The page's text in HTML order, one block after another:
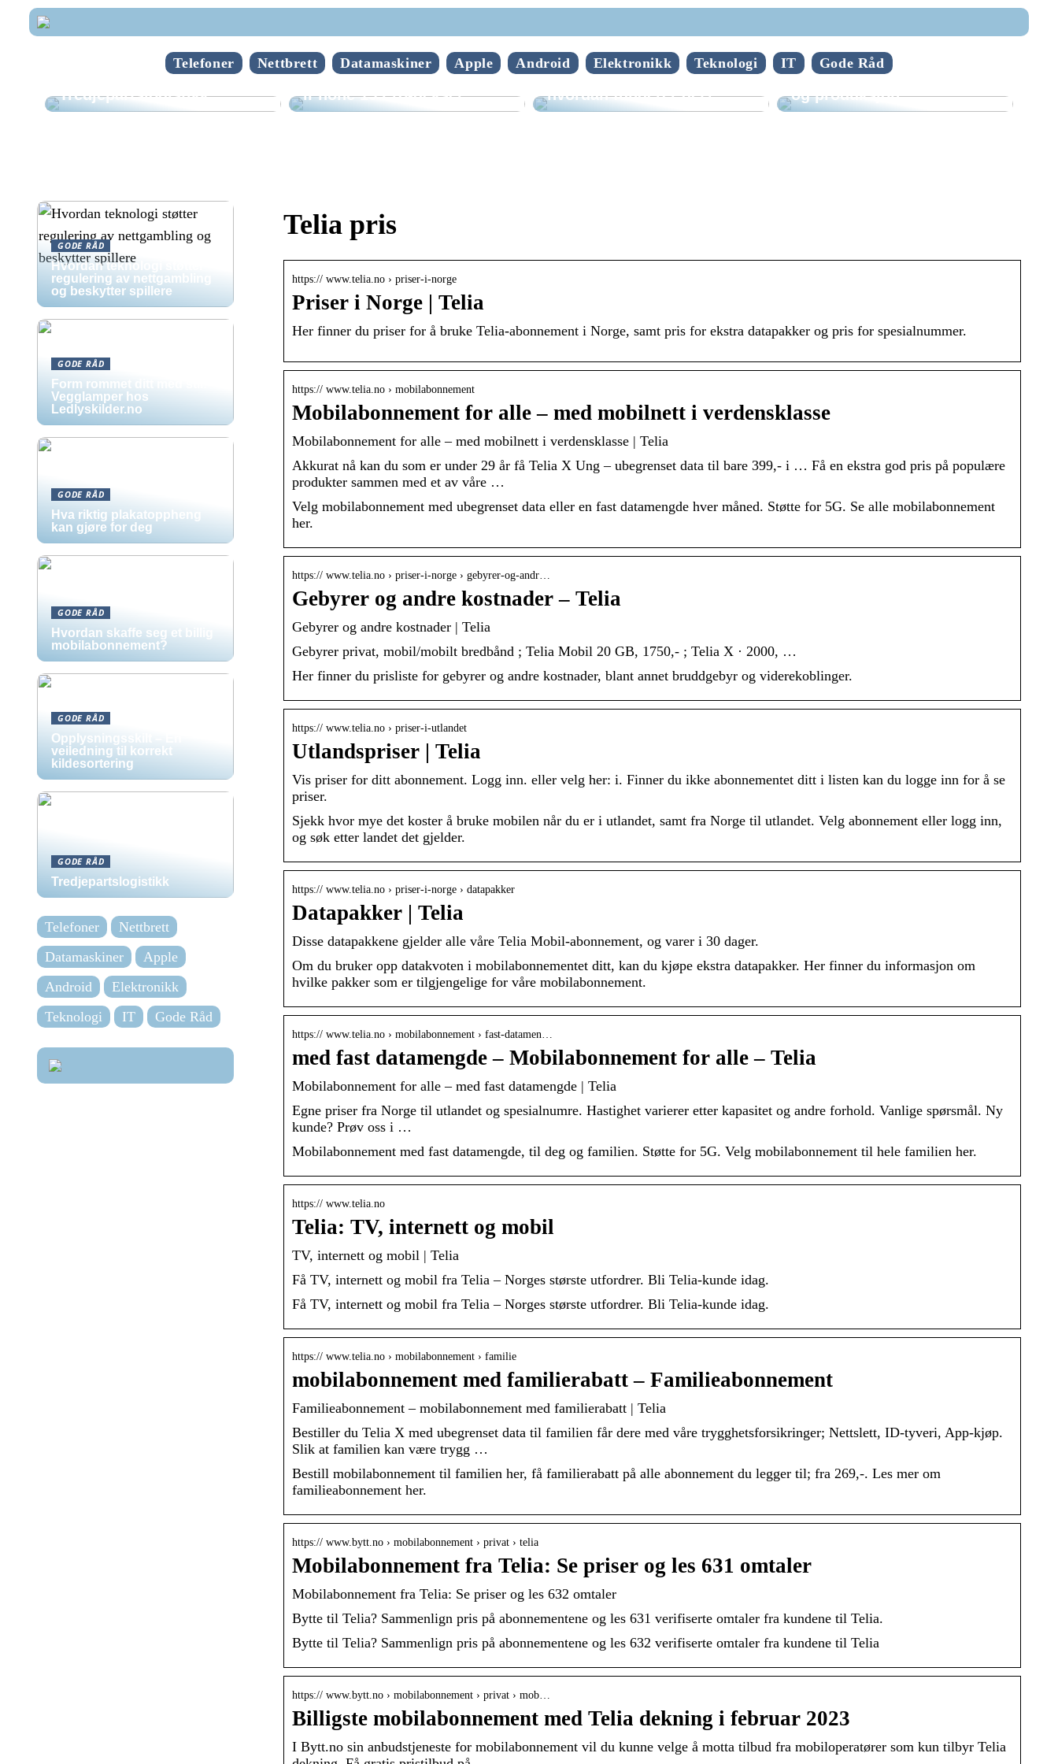
Telefoner Nettbrett Datamaskiner Apple Android Elektronikk Teknologi IT Gode Råd
Tredjepartslogistikk
Hvordan velge riktig
iPhone 15 Pro-deksel
Hva er mobilepos og
hvordan fungerer det?
Spennende teknologi
fornyer mekanisk industri
og produksjon
Telia pris
https:// www.telia.no › priser-i-norge
Priser i Norge | Telia
Her finner du priser for å bruke Telia-abonnement i Norge, samt pris for ekstra datapakker og pris for spesialnummer.
https:// www.telia.no › mobilabonnement
Mobilabonnement for alle – med mobilnett i verdensklasse
Mobilabonnement for alle – med mobilnett i verdensklasse | Telia
Akkurat nå kan du som er under 29 år få Telia X Ung – ubegrenset data til bare 399,- i … Få en ekstra god pris på populære
produkter sammen med et av våre …
Velg mobilabonnement med ubegrenset data eller en fast datamengde hver måned. Støtte for 5G. Se alle mobilabonnement
her.
https:// www.telia.no › priser-i-norge › gebyrer-og-andr…
Gebyrer og andre kostnader – Telia
Gebyrer og andre kostnader | Telia
Gebyrer privat, mobil/mobilt bredbånd ; Telia Mobil 20 GB, 1750,- ; Telia X · 2000, …
Her finner du prisliste for gebyrer og andre kostnader, blant annet bruddgebyr og viderekoblinger.
https:// www.telia.no › priser-i-utlandet
Utlandspriser | Telia
Vis priser for ditt abonnement. Logg inn. eller velg her: i. Finner du ikke abonnementet ditt i listen kan du logge inn for å se
priser.
Sjekk hvor mye det koster å bruke mobilen når du er i utlandet, samt fra Norge til utlandet. Velg abonnement eller logg inn,
og søk etter landet det gjelder.
https:// www.telia.no › priser-i-norge › datapakker
Datapakker | Telia
Disse datapakkene gjelder alle våre Telia Mobil-abonnement, og varer i 30 dager.
Om du bruker opp datakvoten i mobilabonnementet ditt, kan du kjøpe ekstra datapakker. Her finner du informasjon om
hvilke pakker som er tilgjengelige for våre mobilabonnement.
https:// www.telia.no › mobilabonnement › fast-datamen…
med fast datamengde – Mobilabonnement for alle – Telia
Mobilabonnement for alle – med fast datamengde | Telia
Egne priser fra Norge til utlandet og spesialnumre. Hastighet varierer etter kapasitet og andre forhold. Vanlige spørsmål. Ny
kunde? Prøv oss i …
Mobilabonnement med fast datamengde, til deg og familien. Støtte for 5G. Velg mobilabonnement til hele familien her.
https:// www.telia.no
Telia: TV, internett og mobil
TV, internett og mobil | Telia
Få TV, internett og mobil fra Telia – Norges største utfordrer. Bli Telia-kunde idag.
Få TV, internett og mobil fra Telia – Norges største utfordrer. Bli Telia-kunde idag.
https:// www.telia.no › mobilabonnement › familie
mobilabonnement med familierabatt – Familieabonnement
Familieabonnement – mobilabonnement med familierabatt | Telia
Bestiller du Telia X med ubegrenset data til familien får dere med våre trygghetsforsikringer; Nettslett, ID-tyveri, App-kjøp.
Slik at familien kan være trygg …
Bestill mobilabonnement til familien her, få familierabatt på alle abonnement du legger til; fra 269,-. Les mer om
familieabonnement her.
https:// www.bytt.no › mobilabonnement › privat › telia
Mobilabonnement fra Telia: Se priser og les 631 omtaler
Mobilabonnement fra Telia: Se priser og les 632 omtaler
Bytte til Telia? Sammenlign pris på abonnementene og les 631 verifiserte omtaler fra kundene til Telia.
Bytte til Telia? Sammenlign pris på abonnementene og les 632 verifiserte omtaler fra kundene til Telia
https:// www.bytt.no › mobilabonnement › privat › mob…
Billigste mobilabonnement med Telia dekning i februar 2023
I Bytt.no sin anbudstjeneste for mobilabonnement vil du kunne velge å motta tilbud fra mobiloperatører som kun tilbyr Telia
GODE RÅD
Hvordan teknologi støtter
regulering av nettgambling
og beskytter spillere
GODE RÅD
Form rommet ditt med stil:
Vegglamper hos
Ledlyskilder.no
GODE RÅD
Hva riktig plakatoppheng
kan gjøre for deg
GODE RÅD
Hvordan skaffe seg et billig
mobilabonnement?
GODE RÅD
Opplysningsskilt – En
veiledning til korrekt
kildesortering
GODE RÅD
Tredjepartslogistikk
Telefoner
Nettbrett
Datamaskiner
Apple
Android
Elektronikk
Teknologi
IT Gode Råd